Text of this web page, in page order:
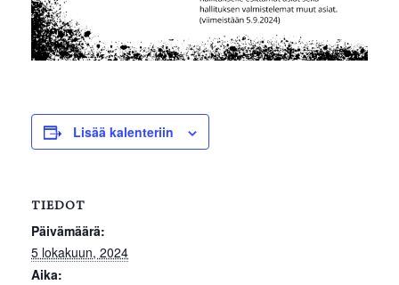
Lisää kalenteriin
TIEDOT
Päivämäärä:
5 lokakuun, 2024
Aika: